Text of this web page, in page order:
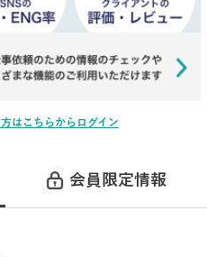
はこちらからログイン
会員限定情報